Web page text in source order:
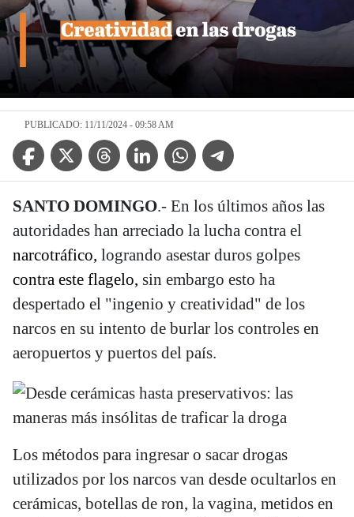
PUBLICADO: 11/11/2024 - 09:58 AM
Facebook IconTwitter IconThreads IconLinkedin IconWhatsApp IconTelegram Icon
SANTO DOMINGO.- En los últimos años las
autoridades han arreciado la lucha contra el
narcotráfico, logrando asestar duros golpes
contra este flagelo, sin embargo esto ha
despertado el "ingenio y creatividad" de los
narcos en su intento de burlar los controles en
aeropuertos y puertos del país.
Los métodos para ingresar o sacar drogas
utilizados por los narcos van desde ocultarlos en
cerámicas, botellas de ron, la vagina, metidos en